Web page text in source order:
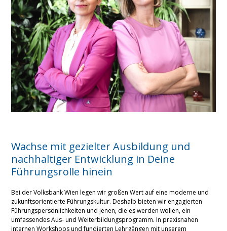
Wachse mit gezielter Ausbildung und
nachhaltiger Entwicklung in Deine
Führungsrolle hinein
Bei der Volksbank Wien legen wir großen Wert auf eine moderne und
zukunftsorientierte Führungskultur. Deshalb bieten wir engagierten
Führungspersönlichkeiten und jenen, die es werden wollen, ein
umfassendes Aus- und Weiterbildungsprogramm. In praxisnahen
internen Workshops und fundierten Lehrgängen mit unserem